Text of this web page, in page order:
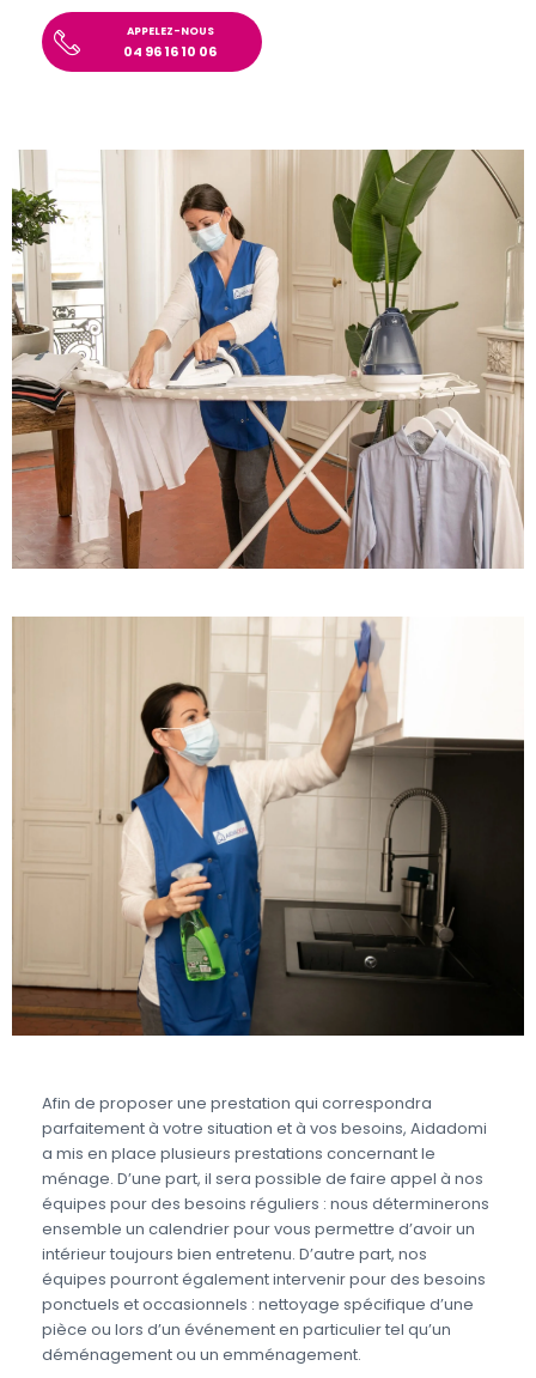
APPELEZ-NOUS
04 96 16 10 06
Afin de proposer une prestation qui correspondra
parfaitement à votre situation et à vos besoins, Aidadomi
a mis en place plusieurs prestations concernant le
ménage. D’une part, il sera possible de faire appel à nos
équipes pour des besoins réguliers : nous déterminerons
ensemble un calendrier pour vous permettre d’avoir un
intérieur toujours bien entretenu. D’autre part, nos
équipes pourront également intervenir pour des besoins
ponctuels et occasionnels : nettoyage spécifique d’une
pièce ou lors d’un événement en particulier tel qu’un
déménagement ou un emménagement.